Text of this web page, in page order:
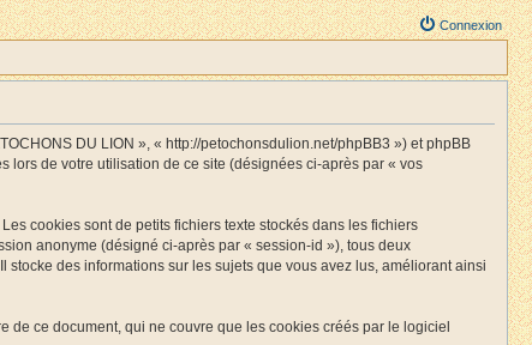
Connexion
DU LION », « http://petochonsdulion.net/phpBB3 ») et phpBB
lors de votre utilisation de ce site (désignées ci-après par « vos
cookies sont de petits fichiers texte stockés dans les fichiers
anonyme (désigné ci-après par « session-id »), tous deux
des informations sur les sujets que vous avez lus, améliorant ainsi
ce document, qui ne couvre que les cookies créés par le logiciel